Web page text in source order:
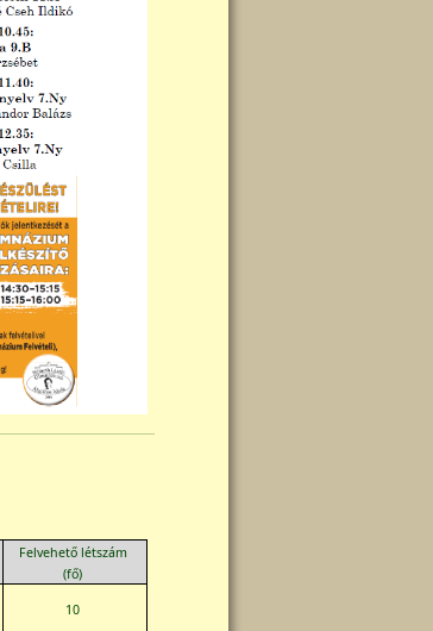
Felvehető létszám
(fő)
10